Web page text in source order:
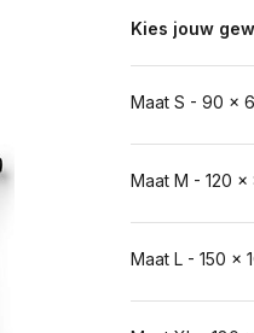
Kies jouw
Maat S - 90 x
Maat M - 120 x
Maat L - 150 x